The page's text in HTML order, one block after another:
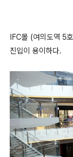
IFC몰 (여의도역 5
진입이 용이하다.